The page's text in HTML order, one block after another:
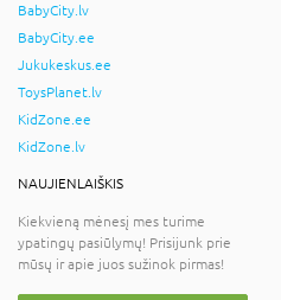
BabyCity.lv
BabyCity.ee
Jukukeskus.ee
ToysPlanet.lv
KidZone.ee
KidZone.lv
NAUJIENLAIŠKIS
Kiekvieną mėnesį mes turime
ypatingų pasiūlymų! Prisijunk prie
mūsų ir apie juos sužinok pirmas!